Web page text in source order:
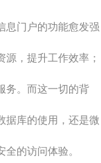
息门户的功能愈发强
，提升工作效率；
务。而这一切的背
据库的使用，还是微
的访问体验。